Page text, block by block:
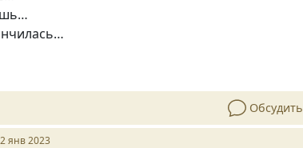
Обсудить
янв 2023